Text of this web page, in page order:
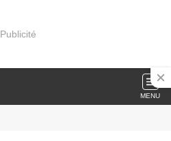
Publicité
MENU